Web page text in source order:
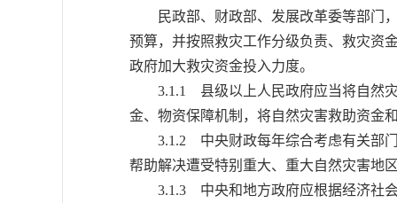
民政部、财政部、发展改革委等部门，
预算，并按照救灾工作分级负责、救灾资
政府加大救灾资金投入力度。
3.1.1 县级以上人民政府应当将自然灾
金、物资保障机制，将自然灾害救助资金
3.1.2 中央财政每年综合考虑有关部门
帮助解决遭受特别重大、重大自然灾害地
3.1.3 中央和地方政府应根据经济社会